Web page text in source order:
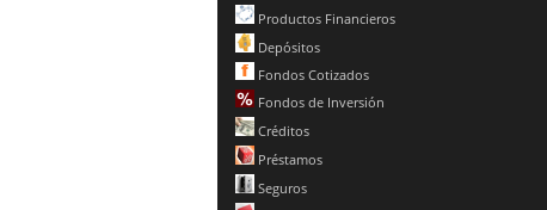
Productos Financieros
Depósitos
Fondos Cotizados
Fondos de Inversión
Créditos
Préstamos
Seguros